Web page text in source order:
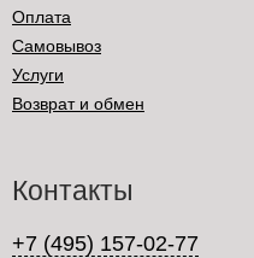
Оплата
Самовывоз
Услуги
Возврат и обмен
Контакты
+7 (495) 157-02-77